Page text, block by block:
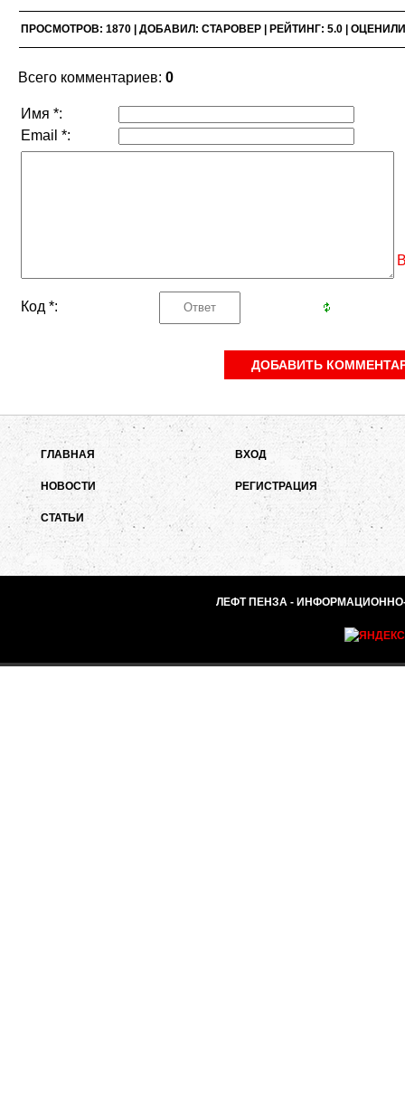
ПРОСМОТРОВ: 1870 ДОБАВИЛ : СТАРОВЕР РЕЙТИНГ: 5.0 ОЦЕНИЛИ
Всего комментариев: 0
Имя *:
Email *:
Код *:
ГЛАВНАЯ
НОВОСТИ
СТАТЬИ
ВХОД
РЕГИСТРАЦИЯ
ЛЕФТ ПЕНЗА - ИНФОРМАЦИОННО-